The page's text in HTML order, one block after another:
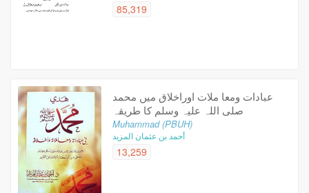
85,319
عبادات ومعا ملات اوراخلاق ميں محمد
صلى اللہ علیہ وسلم کا طریقہ
Muhammad (PBUH)
أحمد بن عثمان المزيد
13,259